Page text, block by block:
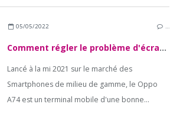
05/05/2022 …
Comment régler le problème d'écran qui reste noir sur Oppo A74 ?
Lancé à la mi 2021 sur le marché des
Smartphones de milieu de gamme, le Oppo
A74 est un terminal mobile d'une bonne...